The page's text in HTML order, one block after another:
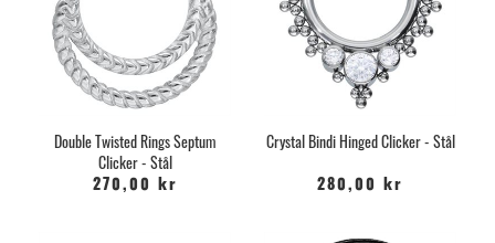
Double Twisted Rings Septum
Clicker - Stål
270,00 kr
Crystal Bindi Hinged Clicker - Stål
280,00 kr